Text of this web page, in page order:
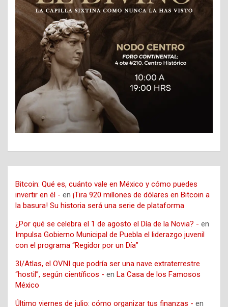
Bitcoin: Qué es, cuánto vale en México y cómo puedes
invertir en él - en ¡Tira 920 millones de dólares en Bitcoin a
la basura! Su historia será una serie de plataforma
¿Por qué se celebra el 1 de agosto el Día de la Novia? - en
Impulsa Gobierno Municipal de Puebla el liderazgo juvenil
con el programa “Regidor por un Día”
3I/Atlas, el OVNI que podría ser una nave extraterrestre
“hostil”, según científicos - en La Casa de los Famosos
México
Último viernes de julio: cómo organizar tus finanzas - en